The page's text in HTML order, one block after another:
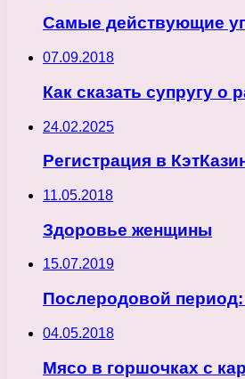
Самые действующие
07.09.2018
Как сказать супругу о
24.02.2025
Регистрация в
11.05.2018
Здоровье женщины
15.07.2019
Послеродовой
04.05.2018
Мясо в горшочках с